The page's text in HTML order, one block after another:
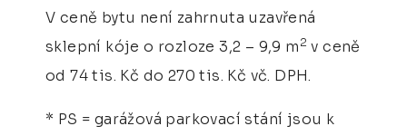
V ceně bytu není zahrnuta uzavřená
sklepní kóje o rozloze 3,2 – 9,9 m 2 v ceně
od 74 tis. Kč do 270 tis. Kč vč. DPH.
* PS = garážová parkovací stání jsou k